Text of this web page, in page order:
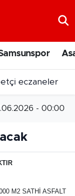
eczaneler
- 00:00
M2 SATHİ ASFALT